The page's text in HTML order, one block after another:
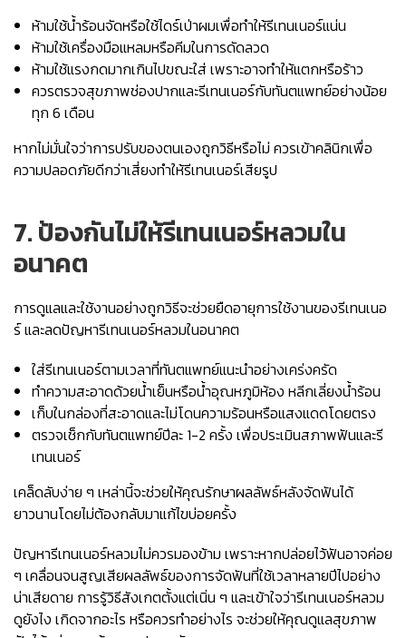
ห้ามใช้น้ำร้อนจัดหรือใช้ไดร์เป่าผมเพื่อทำให้รีเทนเนอร์แน่น
ห้ามใช้เครื่องมือแหลมหรือคีมในการดัดลวด
ห้ามใช้แรงกดมากเกินไปขณะใส่ เพราะอาจทำให้แตกหรือร้าว
ควรตรวจสุขภาพช่องปากและรีเทนเนอร์กับทันตแพทย์อย่างน้อย
ทุก 6 เดือน
หากไม่มั่นใจว่าการปรับของตนเองถูกวิธีหรือไม่ ควรเข้าคลินิกเพื่อ
ความปลอดภัยดีกว่าเสี่ยงทำให้รีเทนเนอร์เสียรูป
7. ป้องกันไม่ให้รีเทนเนอร์หลวมใน
อนาคต
การดูแลและใช้งานอย่างถูกวิธีจะช่วยยืดอายุการใช้งานของรีเทนเนอ
ร์ และลดปัญหารีเทนเนอร์หลวมในอนาคต
ใส่รีเทนเนอร์ตามเวลาที่ทันตแพทย์แนะนำอย่างเคร่งครัด
ทำความสะอาดด้วยน้ำเย็นหรือน้ำอุณหภูมิห้อง หลีกเลี่ยงน้ำร้อน
เก็บในกล่องที่สะอาดและไม่โดนความร้อนหรือแสงแดดโดยตรง
ตรวจเช็กกับทันตแพทย์ปีละ 1-2 ครั้ง เพื่อประเมินสภาพฟันและรี
เทนเนอร์
เคล็ดลับง่าย ๆ เหล่านี้จะช่วยให้คุณรักษาผลลัพธ์หลังจัดฟันได้
ยาวนานโดยไม่ต้องกลับมาแก้ไขบ่อยครั้ง
ปัญหารีเทนเนอร์หลวมไม่ควรมองข้าม เพราะหากปล่อยไว้ฟันอาจค่อย
ๆ เคลื่อนจนสูญเสียผลลัพธ์ของการจัดฟันที่ใช้เวลาหลายปีไปอย่าง
น่าเสียดาย การรู้วิธีสังเกตตั้งแต่เนิ่น ๆ และเข้าใจว่ารีเทนเนอร์หลวม
ดูยังไง เกิดจากอะไร หรือควรทำอย่างไร จะช่วยให้คุณดูแลสุขภาพ